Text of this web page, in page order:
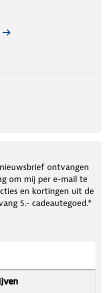
ontvangen
om mij per e-mail te
en kortingen uit de
5.- cadeautegoed.*